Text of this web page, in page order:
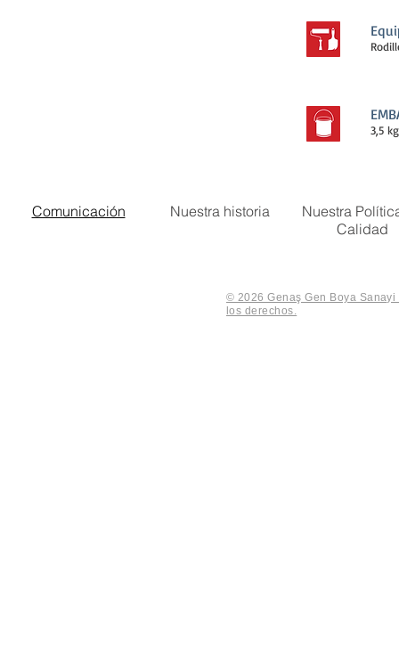
3,5
Nuestra historia
Nuestra
Calidad
Comunicación
© 2026 Genaş Gen Boya
los derechos.